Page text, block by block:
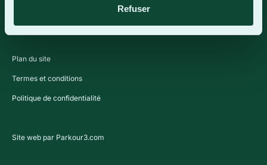
Refuser
Plan du site
Termes et conditions
Politique de confidentialité
Site web par Parkour3.com